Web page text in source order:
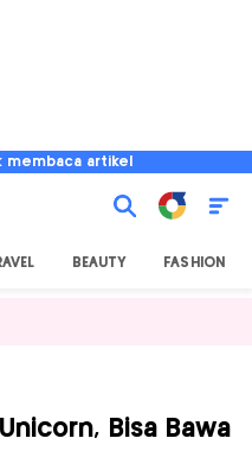
membaca artikel
BEAUTY FASHION
Bisa Bawa